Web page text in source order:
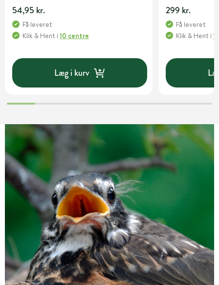
54,95 kr.
Få leveret
Klik & Hent i 10 centre
Læg i kurv
299 kr.
Få leveret
Klik & Hent i